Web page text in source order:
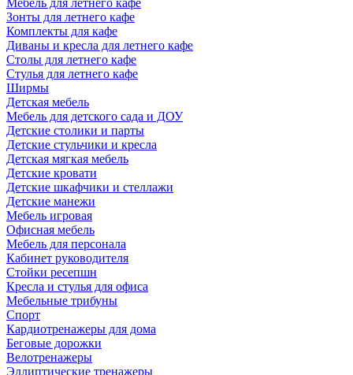
Мебель для летнего кафе
Зонты для летнего кафе
Комплекты для кафе
Диваны и кресла для летнего кафе
Столы для летнего кафе
Стулья для летнего кафе
Ширмы
Детская мебель
Мебель для детского сада и ДОУ
Детские столики и парты
Детские стульчики и кресла
Детская мягкая мебель
Детские кровати
Детские шкафчики и стеллажи
Детские манежи
Мебель игровая
Офисная мебель
Мебель для персонала
Кабинет руководителя
Стойки ресепшн
Кресла и стулья для офиса
Мебельные трибуны
Спорт
Кардиотренажеры для дома
Беговые дорожки
Велотренажеры
Эллиптические тренажеры